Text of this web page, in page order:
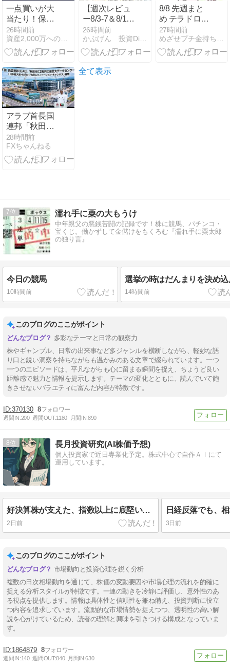
一点買いが大
当たり！保有
銘柄はスペー
スX１つだけ
で含み益率
れ投資家、我
ながら自画自
賛
26時間前
資産2,000万への航海図｜端くれ投資家の奮闘記
【週次レビュ
ー8/3-7＆8/10
週の市場展
望】米CPIで
ドル円は動く
体復調の行方
26時間前
8/8 先週まと
め テラドロー
ンに救われま
した
27時間前
アラブ首長国
連邦「秋田市
に2兆円の超
巨大データセ
ンター建てる
28時間前
FXちゃんねる
全て表示
7 濡れ手に粟の大もうけ
中年親父の悪銭苦闘の記録です！株に競馬、パチンコ・
宝くじ。働かずして金儲けをもくろむ『濡れ手に粟太郎
の独り言』
今日の競馬
10時間前
選挙の時はだんまりを決め
14時間前
このブログのここがポイント
多彩なテーマと日常の観察力
株やギャンブル、日常の出来事など多ジャンルを横断しながら、軽妙な語
り口と鋭い洞察を持ちながらも温かみのある文章で綴られています。一つ
一つのエピソードは、平凡ながらも心に留まる瞬間を捉え、ちょうど良い
距離感で魅力と情報を提示します。テーマの変化とともに、読んでいて飽
きさせないバラエティに富んだ内容が特徴です。
370130 8
週間IN:200 週間OUT:1180 月間IN:890
8 長月投資研究(AI株価予想)
個人投資家で近日専業化予定。株式中心で自作ＡＩにて
運用しています。
好決算株が支えた、指数以上に底堅い相場（今日の相場 R08.08.06）
2日前 3日前
このブログのここがポイント
市場動向と投資心理を鋭く分析
複数の日次相場動向を通じて、株価の変動要因や市場心理の流れを的確に
捉える分析スタイルが特徴です。一連の動きを冷静に評価し、意外性のあ
る視点を提供します。情報は具体性と信頼性を兼ね備え、投資判断に役立
つ内容を追求しています。流動的な市場情勢を捉えつつ、透明性の高い解
説を心がけているため、読者の理解と興味を引きつける構成となっていま
す。
1864879 8
週間IN:140 週間OUT:840 月間IN:630